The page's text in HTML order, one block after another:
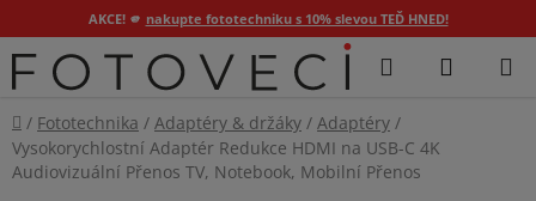
AKCE! 🫵 nakupte fototechniku s 10% slevou TEĎ HNED!
Přejít
na
Hledat
Domů
/ Fototechnika / Adaptéry & držáky / Adaptéry /
Vysokorychlostní Adaptér Redukce HDMI na USB-C 4K
Audiovizuální Přenos TV, Notebook, Mobilní Přenos